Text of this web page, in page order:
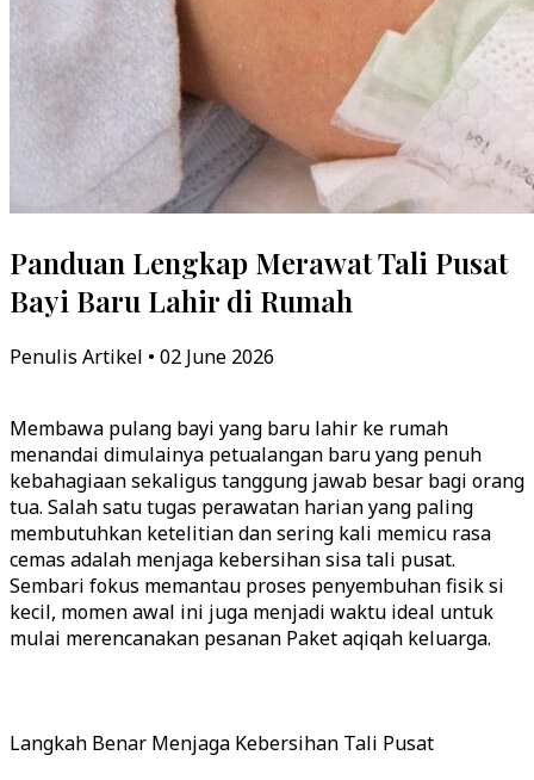
Panduan Lengkap Merawat Tali Pusat
Bayi Baru Lahir di Rumah
Penulis Artikel • 02 June 2026
Membawa pulang bayi yang baru lahir ke rumah
menandai dimulainya petualangan baru yang penuh
kebahagiaan sekaligus tanggung jawab besar bagi orang
tua. Salah satu tugas perawatan harian yang paling
membutuhkan ketelitian dan sering kali memicu rasa
cemas adalah menjaga kebersihan sisa tali pusat.
Sembari fokus memantau proses penyembuhan fisik si
kecil, momen awal ini juga menjadi waktu ideal untuk
mulai merencanakan pesanan Paket aqiqah keluarga.
Langkah Benar Menjaga Kebersihan Tali Pusat